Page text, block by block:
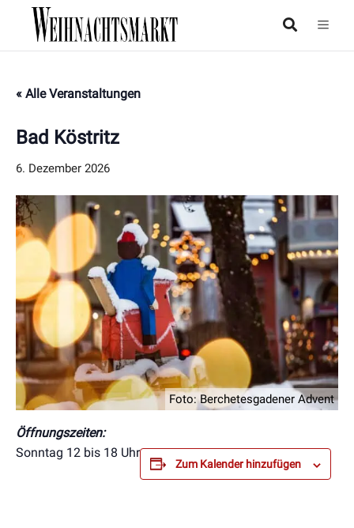
« Alle Veranstaltungen
Bad Köstritz
6. Dezember 2026
Foto: Berchetesgadener Advent
Öffnungszeiten:
Sonntag 12 bis 18 Uhr
Zum Kalender hinzufügen